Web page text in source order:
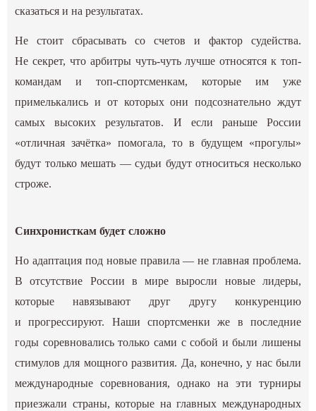
сказаться и на результатах.
Не стоит сбрасывать со счетов и фактор судейства.
Не секрет, что арбитры чуть-чуть лучше относятся к топ-
командам и топ-спортсменкам, которые им уже
примелькались и от которых они подсознательно ждут
самых высоких результатов. И если раньше России
«отличная зачётка» помогала, то в будущем «прогулы»
будут только мешать — судьи будут относиться несколько
строже.
Синхронисткам будет сложно
Но адаптация под новые правила — не главная проблема.
В отсутствие России в мире выросли новые лидеры,
которые навязывают друг другу конкуренцию
и прогрессируют. Наши спортсменки же в последние
годы соревновались только сами с собой и были лишены
стимулов для мощного развития. Да, конечно, у нас были
международные соревнования, однако на эти турниры
приезжали страны, которые на главных международных